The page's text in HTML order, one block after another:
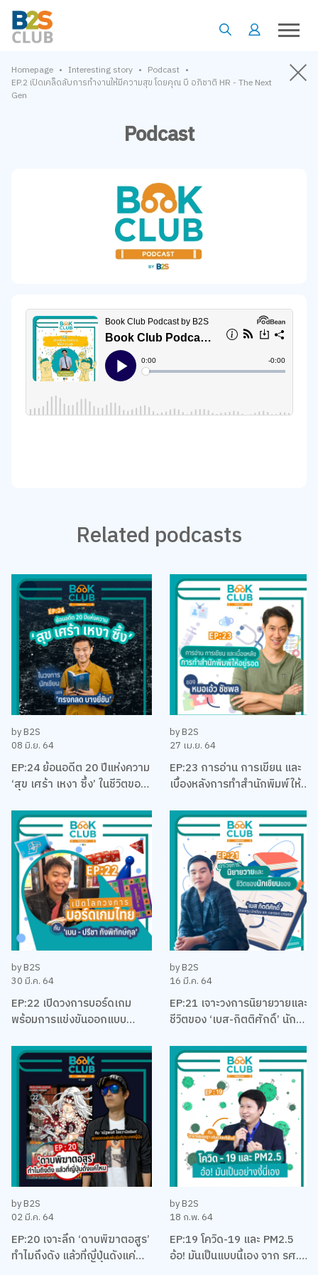
Homepage • Interesting story • Podcast •
EP.2 เปิดเคล็ดลับการทำงานให้มีความสุข โดยคุณ บี อภิชาติ HR - The Next
Gen
Podcast
Related podcasts
by B2S
08 มิ.ย. 64
EP:24 ย้อนอดีต 20 ปีแห่งความ
‘สุข เศร้า เหงา ซึ้ง’ ในชีวิตของ
‘ทรงกลด บางยี่ขัน’
by B2S
27 เม.ย. 64
EP:23 การอ่าน การเขียน และ
เบื้องหลังการทำสำนักพิมพ์ให้
แนะนำ กับหมอเอ้ว ชัชพล
by B2S
30 มี.ค. 64
EP:22 เปิดวงการบอร์ดเกม
พร้อมการแข่งขันออกแบบ
ประเทศไทยกับ เบน – ปรีชา กัง
พิทักษ์กุล
by B2S
16 มี.ค. 64
EP:21 เจาะวงการนิยายวายและ
ชีวิตของ ‘เบส-กิตติศักดิ์’ นัก
บริหาร
by B2S
02 มี.ค. 64
EP:20 เจาะลึก ‘ดาบพิฆาตอสูร’
ทำไมถึงดัง แล้วที่ญี่ปุ่นดังแค่
by B2S
18 ก.พ. 64
EP:19 โควิด-19 และ PM2.5
อ้อ! มันเป็นแบบนี้เอง จาก รศ.